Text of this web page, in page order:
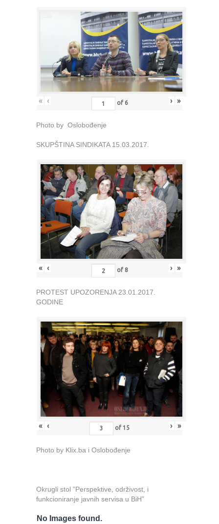
« ‹ of 6 › »
Photo by Oslobođenje
SKUPŠTINA SINDIKATA 15.03.2017.
« ‹ of 8 › »
PROTEST UPOZORENJA 23.01.2017.
GODINE
« ‹ of 15 › »
Photo by Klix.ba i Oslobođenje
Okrugli stol ”Perspektive, održivost, i
funkcioniranje javnih servisa u BiH”
No Images found.